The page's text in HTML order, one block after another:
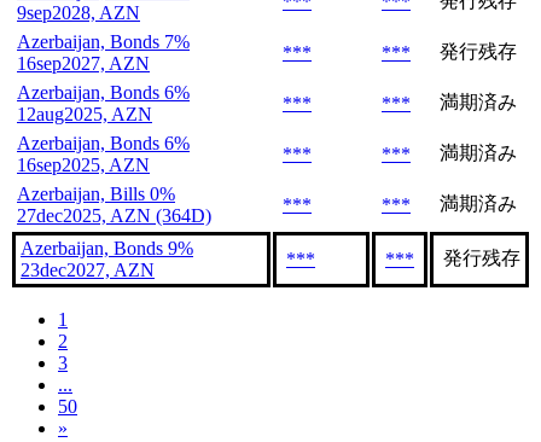
9sep2028, AZN
Azerbaijan, Bonds 7%
16sep2027, AZN
*** ***
発行残存
Azerbaijan, Bonds 6%
12aug2025, AZN
*** ***
満期済み
Azerbaijan, Bonds 6%
16sep2025, AZN
*** ***
満期済み
Azerbaijan, Bills 0%
27dec2025, AZN (364D)
*** *** 満期済み
Azerbaijan, Bonds 9%
23dec2027, AZN
*** *** 発行残存
1
2
3
...
50
»